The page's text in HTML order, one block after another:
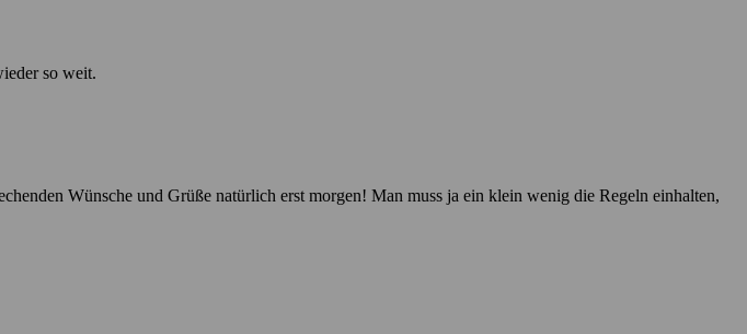
so weit.
Wünsche und Grüße natürlich erst morgen! Man muss ja ein klein wenig die Regeln einhalten,